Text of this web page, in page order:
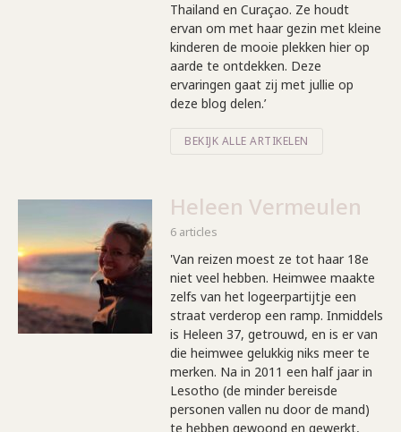
Thailand en Curaçao. Ze houdt
ervan om met haar gezin met kleine
kinderen de mooie plekken hier op
aarde te ontdekken. Deze
ervaringen gaat zij met jullie op
deze blog delen.’
BEKIJK ALLE ARTIKELEN
Heleen Vermeulen
6 articles
'Van reizen moest ze tot haar 18e
niet veel hebben. Heimwee maakte
zelfs van het logeerpartijtje een
straat verderop een ramp. Inmiddels
is Heleen 37, getrouwd, en is er van
die heimwee gelukkig niks meer te
merken. Na in 2011 een half jaar in
Lesotho (de minder bereisde
personen vallen nu door de mand)
te hebben gewoond en gewerkt,